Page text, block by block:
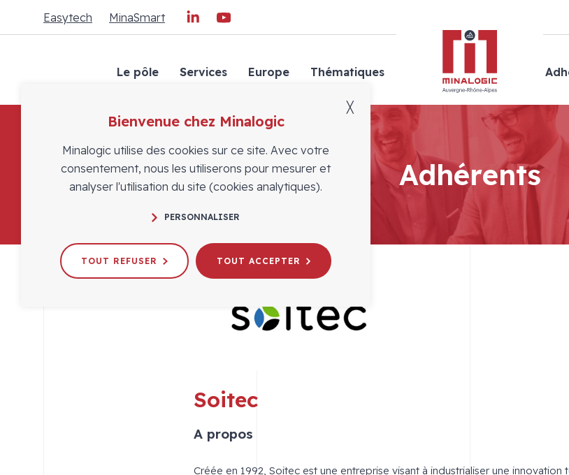
Easytech MinaSmart
Le pôle Services Europe Thématiques
Minalogic
Adhérents
Soitec
A propos
Créée en 1992, Soitec est une entreprise visant à industrialiser une
Bienvenue chez Minalogic
Minalogic utilise des cookies sur ce site. Avec votre
consentement, nous les utiliserons pour mesurer et
analyser l'utilisation du site (cookies analytiques).
PERSONNALISER
TOUT REFUSER TOUT ACCEPTER
╳